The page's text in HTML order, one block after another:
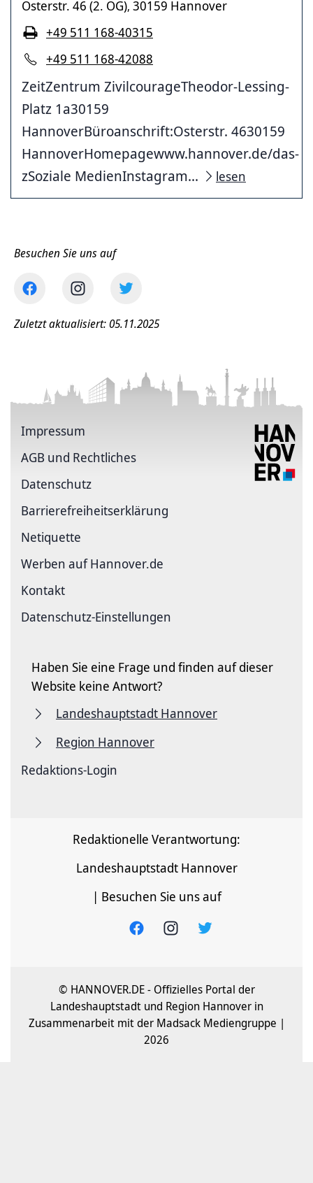
Osterstr. 46 (2. OG), 30159 Hannover
+49 511 168-42088
+49 511 168-40315
ZeitZentrum ZivilcourageTheodor-Lessing-
Platz 1a30159
HannoverBüroanschrift:Osterstr. 4630159
HannoverHomepagewww.hannover.de/das-
zSoziale MedienInstagram...
lesen
Besuchen Sie uns auf
Zuletzt aktualisiert: 05.11.2025
Impressum
AGB und Rechtliches
Datenschutz
Barriere­freiheits­erklärung
Netiquette
Werben auf Hannover.de
Kontakt
Datenschutz-Einstellungen
Haben Sie eine Frage und finden auf dieser
Website keine Antwort?
Landeshauptstadt Hannover
Region Hannover
Redaktions-Login
Redaktionelle Verantwortung:
Landeshauptstadt Hannover
| Besuchen Sie uns auf
© HANNOVER.DE - Offizielles Portal der
Landeshauptstadt und Region Hannover in
Zusammenarbeit mit der Madsack Mediengruppe |
2026